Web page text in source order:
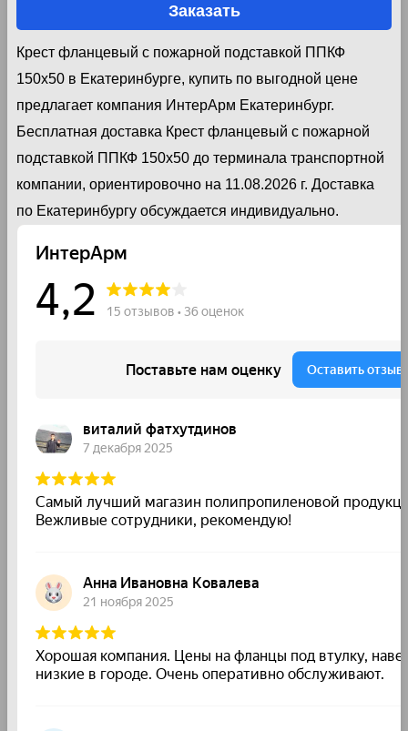
Заказать
Крест фланцевый с пожарной подставкой ППКФ
150х50 в Екатеринбурге, купить по выгодной цене
предлагает компания ИнтерАрм Екатеринбург.
Бесплатная доставка Крест фланцевый с пожарной
подставкой ППКФ 150х50 до терминала транспортной
компании, ориентировочно на 11.08.2026 г. Доставка
по Екатеринбургу обсуждается индивидуально.